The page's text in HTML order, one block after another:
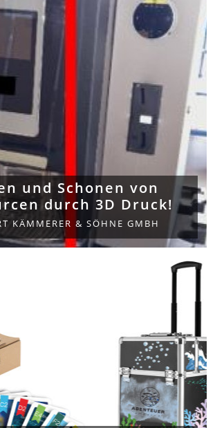
und Schonen von
durch 3D Druck!
KÄMMERER & SÖHNE GMBH